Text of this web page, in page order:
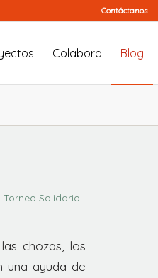
Contáctanos
Colabora Blog
Solidario
chozas, los
una ayuda de